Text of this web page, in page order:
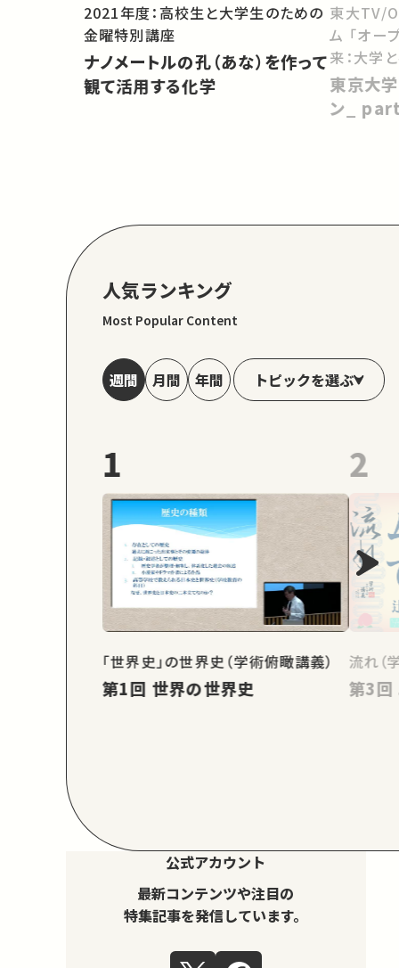
2021年度：高校生と大学生のための
金曜特別講座
ナノメートルの孔（あな）を作って
観て活用する化学
東大TV/
ム 「オー
来：大学
向けて」
東京大
ン_
人気ランキング
Most Popular Content
週間 月間 年間 トピックを選ぶ
1
「世界史」の世界史（学術俯瞰講義）
第1回 世界の世界史
2
流れ（
公式アカウント
最新コンテンツや注目の
特集記事を発信しています。